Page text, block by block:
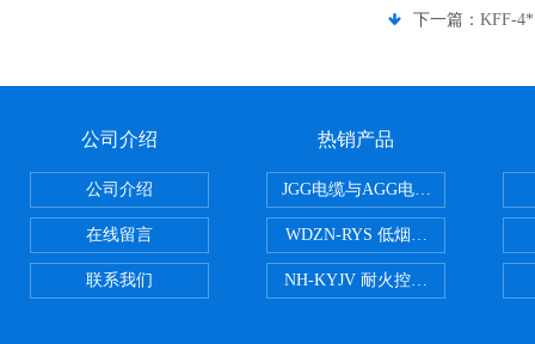
下一篇： KFF-
公司介绍
公司介绍
在线留言
联系我们
热销产品
JGG电缆与AGG电缆有什么区别
WDZN-RYS 低烟无卤耐火双绞线
NH-KYJV 耐火控制电缆